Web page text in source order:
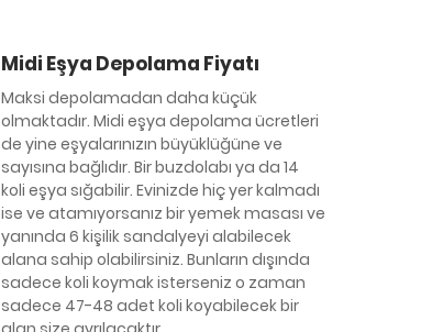
Midi Eşya Depolama Fiyatı
Maksi depolamadan daha küçük
olmaktadır. Midi eşya depolama ücretleri
de yine eşyalarınızın büyüklüğüne ve
sayısına bağlıdır. Bir buzdolabı ya da 14
koli eşya sığabilir. Evinizde hiç yer kalmadı
ise ve atamıyorsanız bir yemek masası ve
yanında 6 kişilik sandalyeyi alabilecek
alana sahip olabilirsiniz. Bunların dışında
sadece koli koymak isterseniz o zaman
sadece 47-48 adet koli koyabilecek bir